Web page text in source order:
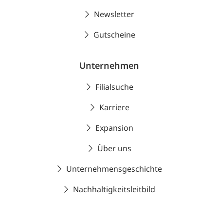
Newsletter
Gutscheine
Unternehmen
Filialsuche
Karriere
Expansion
Über uns
Unternehmensgeschichte
Nachhaltigkeitsleitbild